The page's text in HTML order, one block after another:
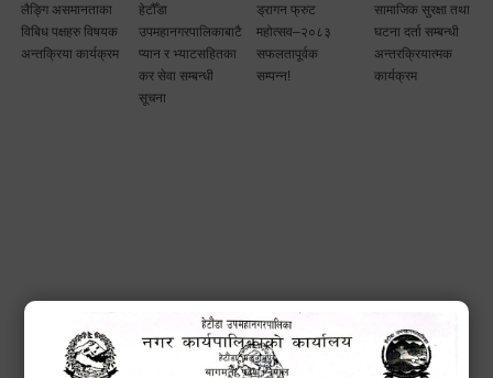
लैङ्गि असमानताका
विबिध पक्षहरु विषयक
अन्तक्रिया कार्यक्रम
हेटौँडा
उपमहानगरपालिकाबाटै
प्यान र भ्याटसहितका
कर सेवा सम्बन्धी
सूचना
ड्रागन फ्रुट
महोत्सव–२०८३
सफलतापूर्वक
सम्पन्न!
सामाजिक सुरक्षा तथा
घटना दर्ता सम्बन्धी
अन्तरक्रियात्मक
कार्यक्रम